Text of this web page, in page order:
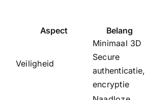
Aspect Belang
Veiligheid
Minimaal 3D
Secure
authenticatie,
encryptie